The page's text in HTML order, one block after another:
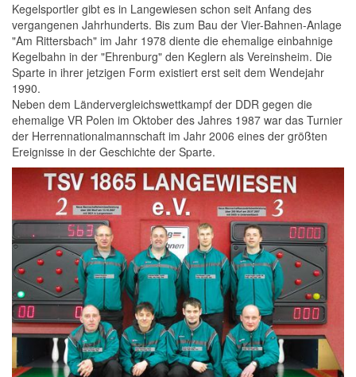
Kegelsportler gibt es in Langewiesen schon seit Anfang des
vergangenen Jahrhunderts. Bis zum Bau der Vier-Bahnen-Anlage
"Am Rittersbach" im Jahr 1978 diente die ehemalige einbahnige
Kegelbahn in der "Ehrenburg" den Keglern als Vereinsheim. Die
Sparte in ihrer jetzigen Form existiert erst seit dem Wendejahr
1990.
Neben dem Ländervergleichswettkampf der DDR gegen die
ehemalige VR Polen im Oktober des Jahres 1987 war das Turnier
der Herrennationalmannschaft im Jahr 2006 eines der größten
Ereignisse in der Geschichte der Sparte.